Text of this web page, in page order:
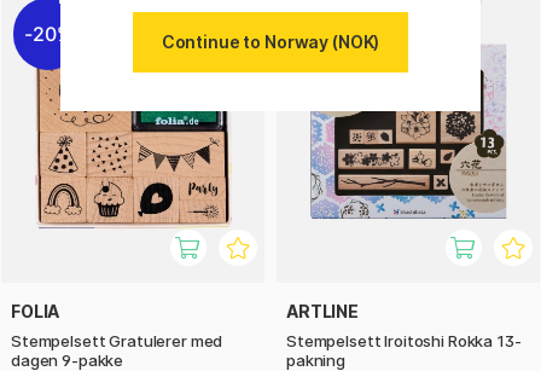
20%
FOLIA
Stempelsett Gratulerer med
dagen 9-pakke
ARTLINE
Stempelsett Iroitoshi Rokka 13-
pakning
Continue to Norway (NOK)